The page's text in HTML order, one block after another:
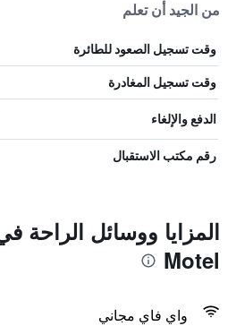
من الجيد أن تعلم
وقت تسجيل الصعود للطائرة
وقت تسجيل المغادرة
الدفع والإلغاء
رقم مكتب الاستقبال
Motel
واي فاي مجاني